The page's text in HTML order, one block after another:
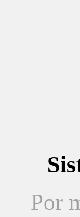
Por